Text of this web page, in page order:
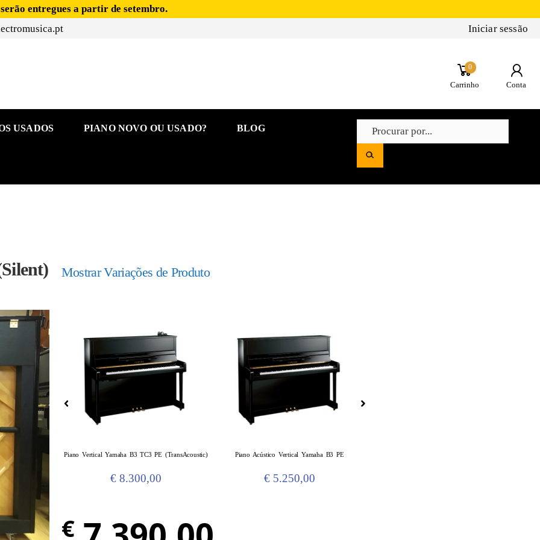
entregues a partir de setembro.
Iniciar sessão
0
Carrinho Conta
USADOS PIANO NOVO OU USADO? BLOG
Mostrar Variações de Produto
Piano Vertical Yamaha B3 TC3 PE (TransAcoustic)
€8.300,00
Piano Acústico Vertical Yamaha B3 PE
€5.250,00
€